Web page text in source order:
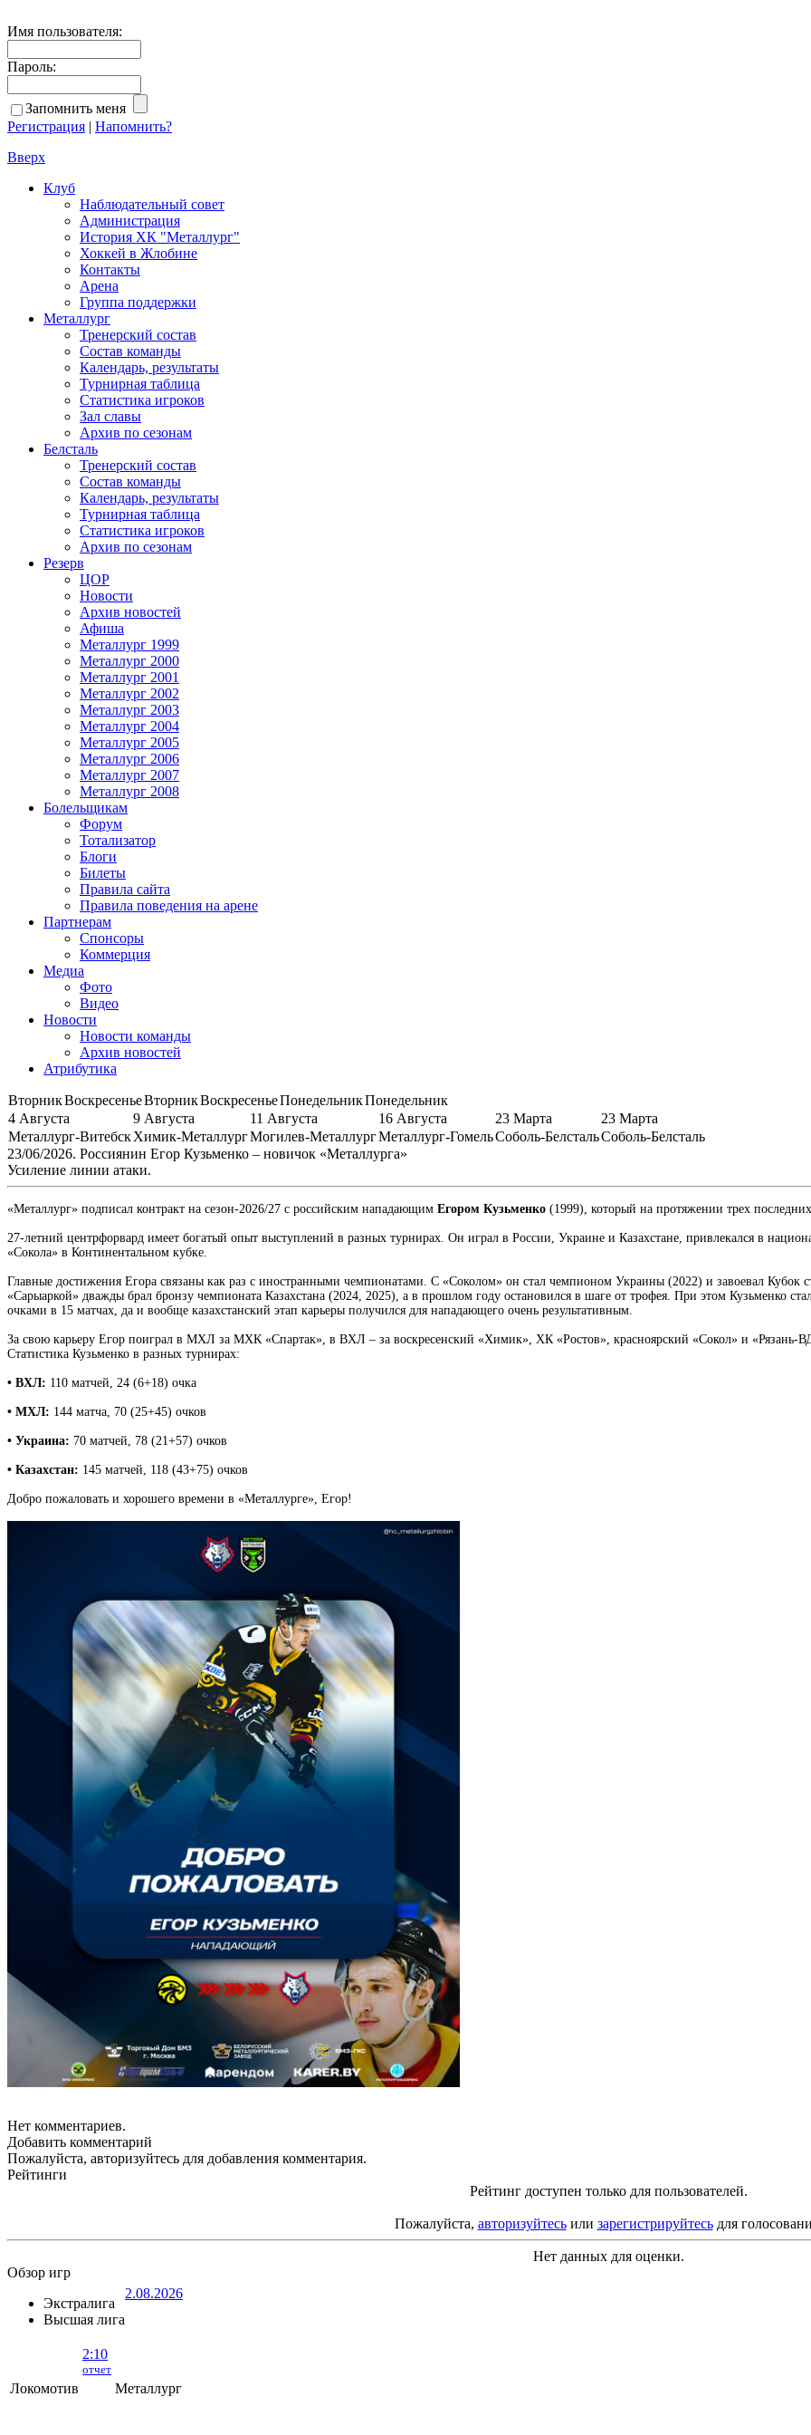
Имя пользователя:
Пароль:
Запомнить меня
Регистрация | Напомнить?
Вверх
Клуб
Наблюдательный совет
Администрация
История ХК "Металлург"
Хоккей в Жлобине
Контакты
Арена
Группа поддержки
Металлург
Тренерский состав
Состав команды
Календарь, результаты
Турнирная таблица
Статистика игроков
Зал славы
Архив по сезонам
Белсталь
Тренерский состав
Состав команды
Календарь, результаты
Турнирная таблица
Статистика игроков
Архив по сезонам
Резерв
ЦОР
Новости
Архив новостей
Афиша
Металлург 1999
Металлург 2000
Металлург 2001
Металлург 2002
Металлург 2003
Металлург 2004
Металлург 2005
Металлург 2006
Металлург 2007
Металлург 2008
Болельщикам
Форум
Тотализатор
Блоги
Билеты
Правила сайта
Правила поведения на арене
Партнерам
Спонсоры
Коммерция
Медиа
Фото
Видео
Новости
Новости команды
Архив новостей
Атрибутика
ВторникВоскресеньеВторникВоскресеньеПонедельникПонедельник
4 Августа
9 Августа 11 Августа 16 Августа 23 Марта
23 Марта
Металлург-ВитебскХимик-МеталлургМогилев-МеталлургМеталлург-ГомельСоболь-БелстальСоболь-Белсталь
23/06/2026. Россиянин Егор Кузьменко – новичок «Металлурга»
Усиление линии атаки.
«Металлург» подписал контракт на сезон-2026/27 с российским нападающим Егором Кузьменко (1999), который на протяжении трех
27-летний центрфорвард имеет богатый опыт выступлений в разных турнирах. Он играл в России, Украине и Казахстане, привлекался в
«Сокола» в Континентальном кубке.
Главные достижения Егора связаны как раз с иностранными чемпионатами. С «Соколом» он стал чемпионом Украины (2022) и завоевал Кубок
«Сарыаркой» дважды брал бронзу чемпионата Казахстана (2024, 2025), а в прошлом году остановился в шаге от трофея. При этом Кузьменко
очками в 15 матчах, да и вообще казахстанский этап карьеры получился для нападающего очень результативным.
За свою карьеру Егор поиграл в МХЛ за МХК «Спартак», в ВХЛ – за воскресенский «Химик», ХК «Ростов», красноярский «Сокол» и «Рязань-
Статистика Кузьменко в разных турнирах:
• ВХЛ: 110 матчей, 24 (6+18) очка
• МХЛ: 144 матча, 70 (25+45) очков
• Украина: 70 матчей, 78 (21+57) очков
• Казахстан: 145 матчей, 118 (43+75) очков
Добро пожаловать и хорошего времени в «Металлурге», Егор!
Нет комментариев.
Добавить комментарий
Пожалуйста, авторизуйтесь для добавления комментария.
Рейтинги
Рейтинг доступен только для пользователей.
Пожалуйста, авторизуйтесьили зарегистрируйтесьдля
Нет данных для оценки.
Обзор игр
Экстралига
Высшая лига
2.08.2026
2:10
отчет
Локомотив Металлург